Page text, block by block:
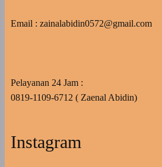
Email : zainalabidin0572@gmail.com
Pelayanan 24 Jam :
0819-1109-6712 ( Zaenal Abidin)
Instagram